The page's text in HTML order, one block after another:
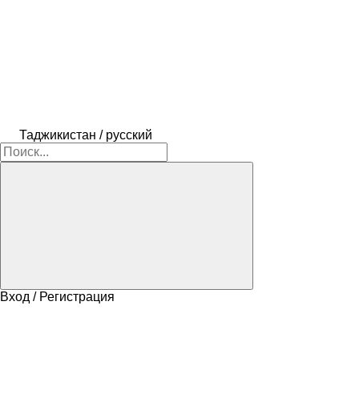
Таджикистан / русский
Вход / Регистрация